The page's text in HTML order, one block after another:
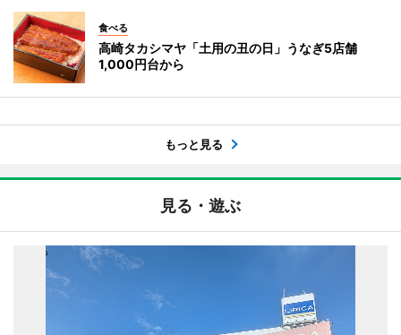
食べる
高崎タカシマヤ「土用の丑の日」うなぎ5店舗
1,000円台から
もっと見る
見る・遊ぶ